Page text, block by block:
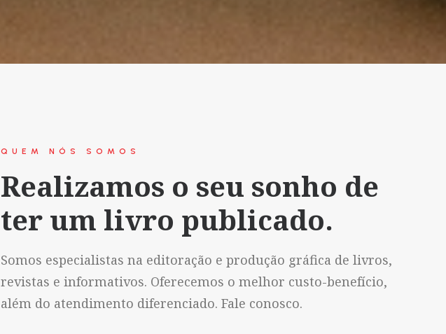
QUEM NÓS SOMOS
Realizamos o seu sonho de
ter um livro publicado.
Somos especialistas na editoração e produção gráfica de livros,
revistas e informativos. Oferecemos o melhor custo-benefício,
além do atendimento diferenciado. Fale conosco.